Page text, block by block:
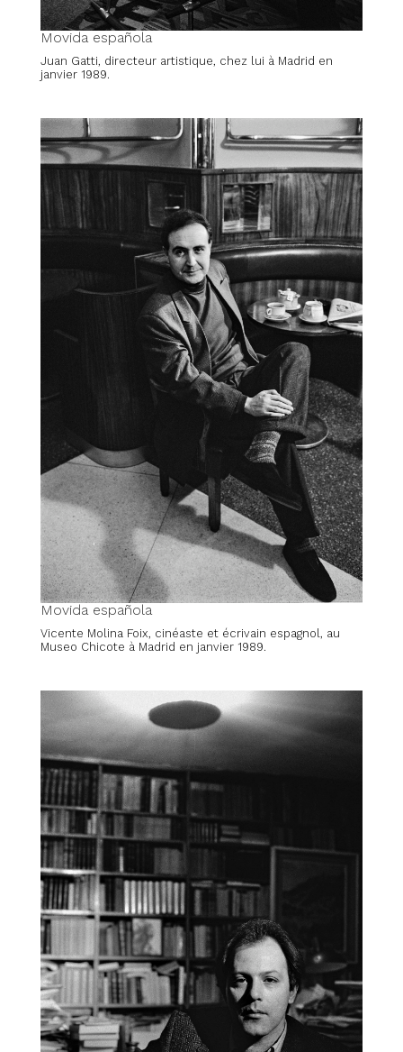
Movida española
Juan Gatti, directeur artistique, chez lui à Madrid en
janvier 1989.
Movida española
Vicente Molina Foix, cinéaste et écrivain espagnol, au
Museo Chicote à Madrid en janvier 1989.